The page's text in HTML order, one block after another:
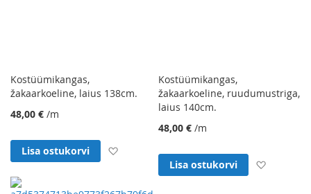
Kostüümikangas,
žakaarkoeline, laius 138cm.
48,00 € /m
Lisa ostukorvi
Kostüümikangas,
žakaarkoeline, ruudumustriga,
laius 140cm.
48,00 € /m
Lisa ostukorvi